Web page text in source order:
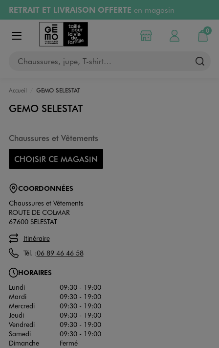
Aller au contenu principal
Aller à la navigation
RETRAIT ET LIVRAISON OFFERTE en magasin
Retours OFFERTSpendant 30 jours
PAYEZ EN 3x SANS FRAIS
RÉSERVATION GRATUITE
Afficher le menu
Chaussures, jupe, T-shirt…
Choisir mon magasin
Mon compte
0
Mon
Accueil GEMO SELESTAT
GEMO SELESTAT
Chaussures et Vêtements
CHOISIR CE MAGASIN
COORDONNÉES
Chaussures et Vêtements
ROUTE DE COLMAR
67600 SELESTAT
Itinéraire
Tél. :06 89 46 46 58
HORAIRES
Lundi
09:30 - 19:00
Mardi
09:30 - 19:00
Mercredi
09:30 - 19:00
Jeudi
09:30 - 19:00
Vendredi
09:30 - 19:00
Samedi
09:30 - 19:00
Dimanche
Fermé